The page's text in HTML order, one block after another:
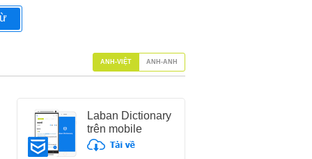
Laban Dictionary
trên mobile
ANH-VIỆT ANH-ANH